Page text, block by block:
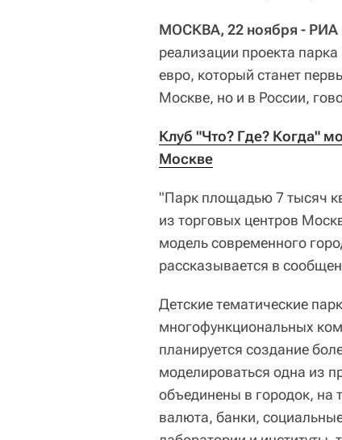
МОСКВА, 22 ноября - РИА
реализации проекта
евро, который станет
Москве, но и в России,
Клуб "Что? Где? Когда"
Москве
"Парк площадью 7 тысяч
из торговых центров
модель современного
рассказывается в
Детские тематические
многофункциональных
планируется создание
моделироваться одна из
объединены в городок, на
валюта, банки,